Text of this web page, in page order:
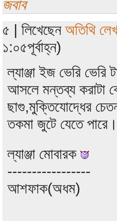
জবাব
৫ | লিখেছেন অতিথি
১:০৫পূর্বাহ্ন)
ল্যাঞ্জা ইজ ভেরি
আসলে মন্তব্য করাটা
ছাগু,মুক্তিযোদ্ধের
তকমা জুটে যেতে পারে।
ল্যাঞ্জা মোবারক
-----------------
আশফাক(অধম)